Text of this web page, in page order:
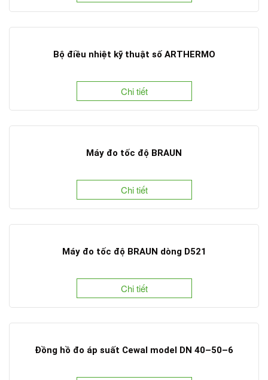
Bộ điều nhiệt kỹ thuật số ARTHERMO
Chi tiết
Máy đo tốc độ BRAUN
Chi tiết
Máy đo tốc độ BRAUN dòng D521
Chi tiết
Đồng hồ đo áp suất Cewal model DN 40–50–6